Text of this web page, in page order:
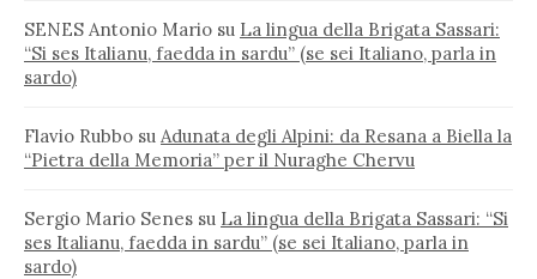
SENES Antonio Mario su La lingua della Brigata Sassari:
“Si ses Italianu, faedda in sardu” (se sei Italiano, parla in
sardo)
Flavio Rubbo su Adunata degli Alpini: da Resana a Biella la
“Pietra della Memoria” per il Nuraghe Chervu
Sergio Mario Senes su La lingua della Brigata Sassari: “Si
ses Italianu, faedda in sardu” (se sei Italiano, parla in
sardo)